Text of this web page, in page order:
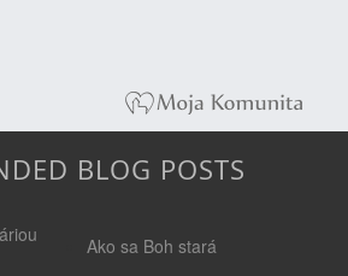
BLOG POSTS
Ako sa Boh stará